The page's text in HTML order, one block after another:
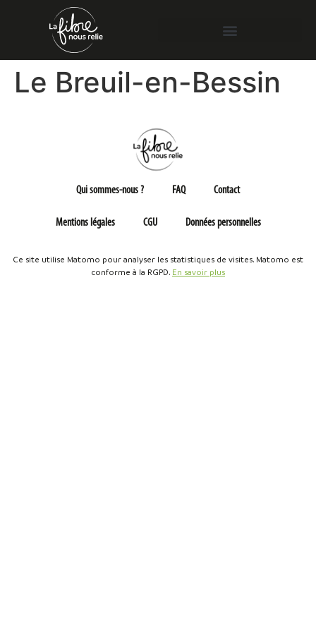
Le Breuil-en-Bessin
Qui sommes-nous ? FAQ Contact
Mentions légales CGU Données personnelles
Ce site utilise Matomo pour analyser les statistiques de visites. Matomo est
conforme à la RGPD. En savoir plus